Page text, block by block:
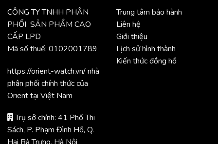
CÔNG TY TNHH PHÂN
PHỐI SẢN PHẨM CAO
CẤP LPD
Mã số thuế: 0102001789
https://orient-watch.vn/ nhà
phân phối chính thức của
Orient tại Việt Nam
Trụ sở chính: 41 Phố Thi
Sách, P. Phạm Đình Hổ, Q.
Trung tâm bảo hành
Liên hệ
Giới thiệu
Lịch sử hình thành
Kiến thức đồng hồ